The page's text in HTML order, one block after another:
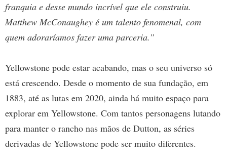
franquia e desse mundo incrível que ele construiu.
Matthew McConaughey é um talento fenomenal, com
quem adoraríamos fazer uma parceria.”
Yellowstone pode estar acabando, mas o seu universo só
está crescendo. Desde o momento de sua fundação, em
1883, até as lutas em 2020, ainda há muito espaço para
explorar em Yellowstone. Com tantos personagens lutando
para manter o rancho nas mãos de Dutton, as séries
derivadas de Yellowstone pode ser muito diferentes.